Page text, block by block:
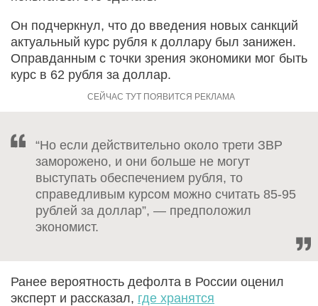
Он подчеркнул, что до введения новых санкций
актуальный курс рубля к доллару был занижен.
Оправданным с точки зрения экономики мог быть
курс в 62 рубля за доллар.
“Но если действительно около трети ЗВР
заморожено, и они больше не могут
выступать обеспечением рубля, то
справедливым курсом можно считать 85-95
рублей за доллар”, — предположил
экономист.
Ранее вероятность дефолта в России оценил
эксперт и рассказал, где хранятся